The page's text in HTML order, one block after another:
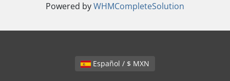
Powered byWHMCompleteSolution
Español / $ MXN